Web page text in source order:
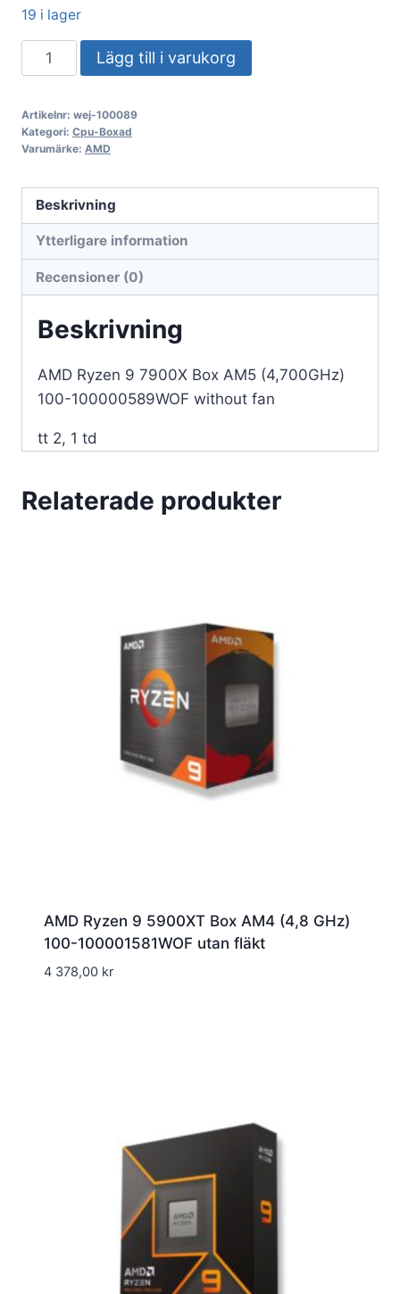
19 i lager
AMD
Ryzen
7900X
Box
700
GHz)
100000589WOF
utan
fläkt
Lägg till i varukorg
Artikelnr: wej-100089
Kategori: Cpu-Boxad
Varumärke: AMD
Beskrivning
Ytterligare information
Recensioner (0)
Beskrivning
AMD Ryzen 9 7900X Box AM5 (4,700GHz)
100-100000589WOF without fan
tt 2, 1 td
Relaterade produkter
AMD Ryzen 9 5900XT Box AM4 (4,8 GHz)
100-100001581WOF utan fläkt
4 378,00 kr